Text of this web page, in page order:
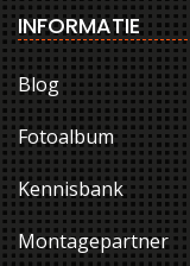
INFORMATIE
Blog
Fotoalbum
Kennisbank
Montagepartner